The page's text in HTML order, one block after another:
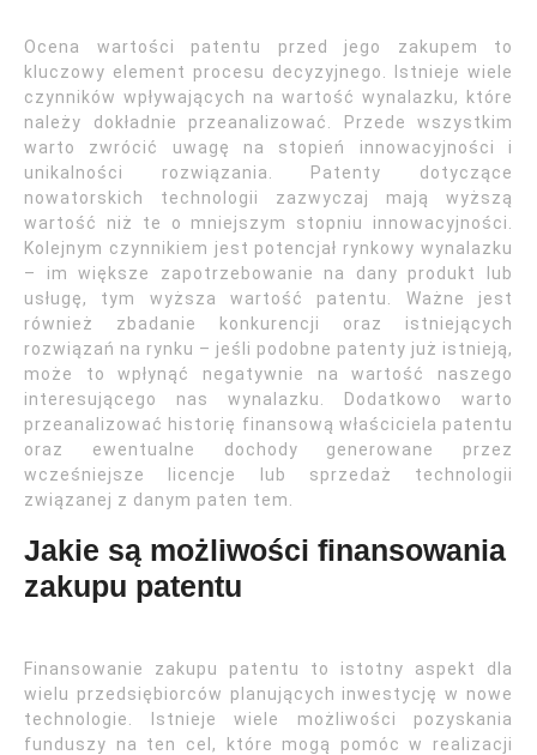
Ocena wartości patentu przed jego zakupem to
kluczowy element procesu decyzyjnego. Istnieje wiele
czynników wpływających na wartość wynalazku, które
należy dokładnie przeanalizować. Przede wszystkim
warto zwrócić uwagę na stopień innowacyjności i
unikalności rozwiązania. Patenty dotyczące
nowatorskich technologii zazwyczaj mają wyższą
wartość niż te o mniejszym stopniu innowacyjności.
Kolejnym czynnikiem jest potencjał rynkowy wynalazku
– im większe zapotrzebowanie na dany produkt lub
usługę, tym wyższa wartość patentu. Ważne jest
również zbadanie konkurencji oraz istniejących
rozwiązań na rynku – jeśli podobne patenty już istnieją,
może to wpłynąć negatywnie na wartość naszego
interesującego nas wynalazku. Dodatkowo warto
przeanalizować historię finansową właściciela patentu
oraz ewentualne dochody generowane przez
wcześniejsze licencje lub sprzedaż technologii
związanej z danym paten tem.
Jakie są możliwości finansowania
zakupu patentu
Finansowanie zakupu patentu to istotny aspekt dla
wielu przedsiębiorców planujących inwestycję w nowe
technologie. Istnieje wiele możliwości pozyskania
funduszy na ten cel, które mogą pomóc w realizacji